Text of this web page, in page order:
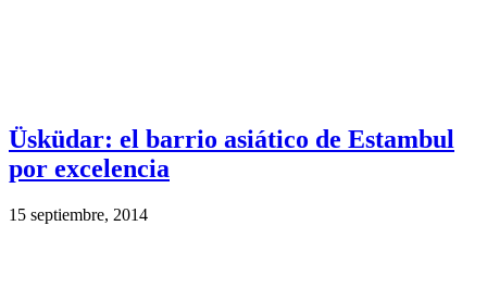
Üsküdar: el barrio asiático de Estambul
por excelencia
15 septiembre, 2014